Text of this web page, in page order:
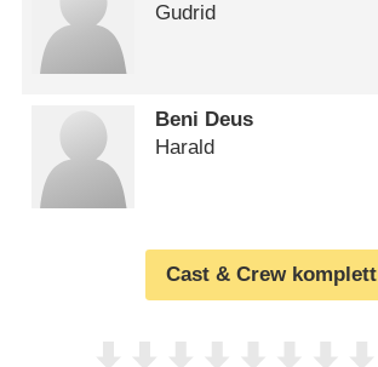
Gudrid
Beni Deus
Harald
Cast & Crew komplett